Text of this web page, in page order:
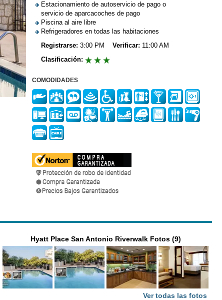
Estacionamiento de autoservicio de pago o
servicio de aparcacoches de pago
Piscina al aire libre
Refrigeradores en todas las habitaciones
Registrarse: 3:00 PM Verificar: 11:00 AM
Clasificación:
COMODIDADES
Hyatt Place San Antonio Riverwalk Fotos (9)
Ver todas las fotos